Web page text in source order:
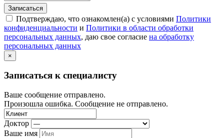
Записаться
Подтверждаю, что ознакомлен(а) с условиями Политики
конфиденциальности и Политики в области обработки
персональных данных, даю свое согласие на обработку
персональных данных
×
Записаться к специалисту
Ваше сообщение отправлено.
Произошла ошибка. Сообщение не отправлено.
Доктор
Ваше имя